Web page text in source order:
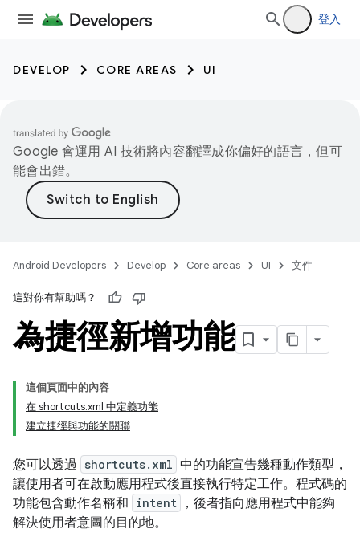
登入
DEVELOP CORE AREAS UI
Google 會運用 AI 技術將內容翻譯成你偏好的語言，但可
能會出錯。
Android Developers Develop Core areas UI 文件
這對你有幫助嗎？
為捷徑新增功能
這個頁面中的內容
在 shortcuts.xml 中定義功能
建立捷徑與功能的關聯
您可以透過 shortcuts.xml 中的功能宣告幾種動作類型，
讓使用者可在啟動應用程式後直接執行特定工作。程式碼的
功能包含動作名稱和 intent
，後者指向應用程式中能夠
解決使用者意圖的目的地。